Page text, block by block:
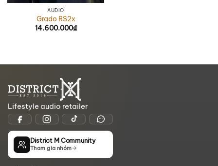
AUDIO
Grado RS2x
14.600.000₫
Lifestyle audio retailer
District M Community
Tham gia nhóm